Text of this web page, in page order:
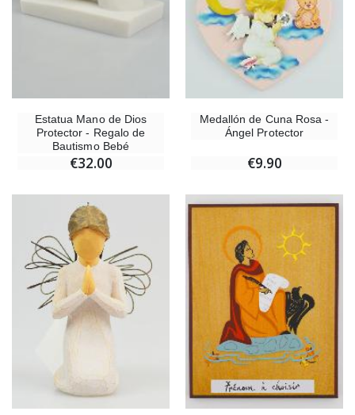
Estatua Mano de Dios
Protector - Regalo de
Bautismo Bebé
€32.00
Medallón de Cuna Rosa -
Ángel Protector
€9.90